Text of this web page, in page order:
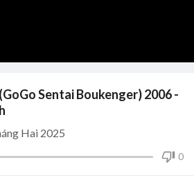
Sentai Boukenger) 2006 -
0
Hai 2025